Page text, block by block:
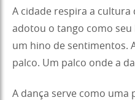
A cidade respira a cultura
adotou o tango como seu
um hino de sentimentos.
palco. Um palco onde a
A dança serve como uma